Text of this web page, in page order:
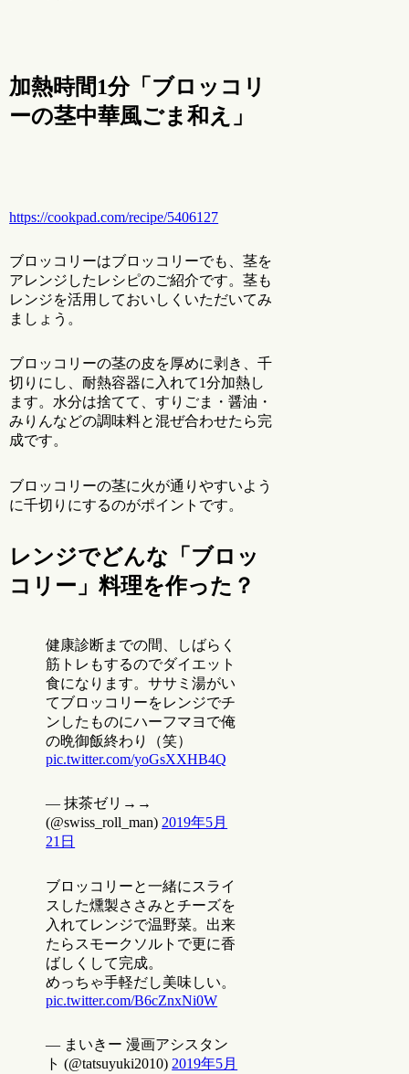
加熱時間1分「ブロッコリ
ーの茎中華風ごま和え」
https://cookpad.com/recipe/5406127
ブロッコリーはブロッコリーでも、茎を
アレンジしたレシピのご紹介です。茎も
レンジを活用しておいしくいただいてみ
ましょう。
ブロッコリーの茎の皮を厚めに剥き、千
切りにし、耐熱容器に入れて1分加熱し
ます。水分は捨てて、すりごま・醤油・
みりんなどの調味料と混ぜ合わせたら完
成です。
ブロッコリーの茎に火が通りやすいよう
に千切りにするのがポイントです。
レンジでどんな「ブロッ
コリー」料理を作った？
健康診断までの間、しばらく
筋トレもするのでダイエット
食になります。ササミ湯がい
てブロッコリーをレンジでチ
ンしたものにハーフマヨで俺
の晩御飯終わり（笑）
pic.twitter.com/yoGsXXHB4Q
— 抹茶ゼリ→→
(@swiss_roll_man) 2019年5月
21日
ブロッコリーと一緒にスライ
スした燻製ささみとチーズを
入れてレンジで温野菜。出来
たらスモークソルトで更に香
ばしくして完成。
めっちゃ手軽だし美味しい。
pic.twitter.com/B6cZnxNi0W
— まいきー 漫画アシスタン
ト (@tatsuyuki2010) 2019年5月